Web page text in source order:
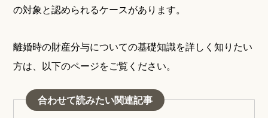
の対象と認められるケースがあります。
離婚時の財産分与についての基礎知識を詳しく知りたい
方は、以下のページをご覧ください。
合わせて読みたい関連記事